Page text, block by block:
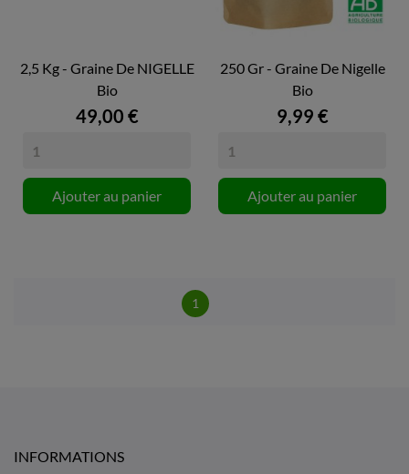
2,5 Kg - Graine De NIGELLE
Bio
49,00 €
Ajouter au panier
250 Gr - Graine De Nigelle
Bio
9,99 €
Ajouter au panier
1
INFORMATIONS